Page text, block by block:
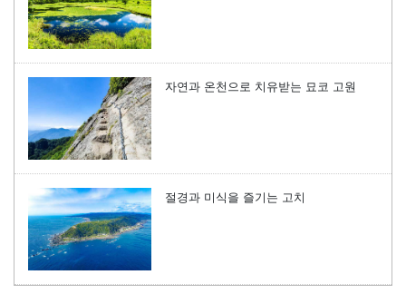
자연과 온천으로 치유받는 묘코 고원
절경과 미식을 즐기는 고치